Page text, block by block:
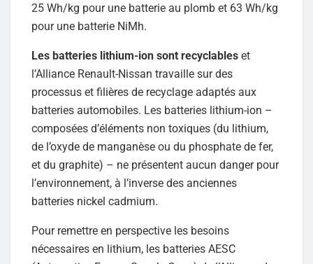
25 Wh/kg pour une batterie au plomb et 63 Wh/kg
pour une batterie NiMh.
Les batteries lithium-ion sont recyclables et
l’Alliance Renault-Nissan travaille sur des
processus et filières de recyclage adaptés aux
batteries automobiles. Les batteries lithium-ion –
composées d’éléments non toxiques (du lithium,
de l’oxyde de manganèse ou du phosphate de fer,
et du graphite) – ne présentent aucun danger pour
l’environnement, à l’inverse des anciennes
batteries nickel cadmium.
Pour remettre en perspective les besoins
nécessaires en lithium, les batteries AESC